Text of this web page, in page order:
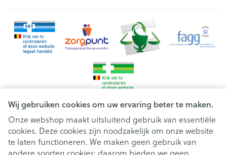
Wij gebruiken cookies om uw ervaring beter te maken.
Onze webshop maakt uitsluitend gebruik van essentiële
cookies. Deze cookies zijn noodzakelijk om onze website
te laten functioneren. We maken geen gebruik van
Juridische links